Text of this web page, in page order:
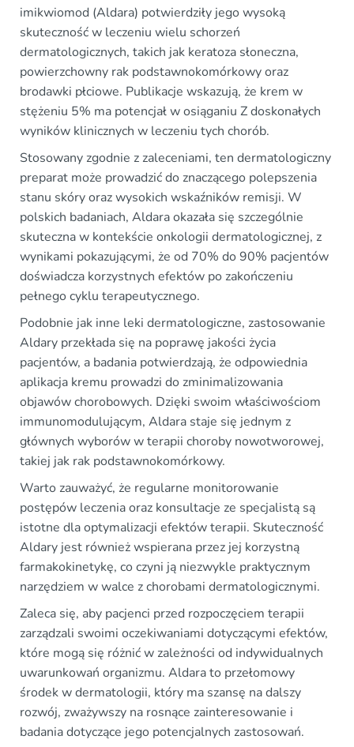
imikwiomod (Aldara) potwierdziły jego wysoką
skuteczność w leczeniu wielu schorzeń
dermatologicznych, takich jak keratoza słoneczna,
powierzchowny rak podstawnokomórkowy oraz
brodawki płciowe. Publikacje wskazują, że krem w
stężeniu 5% ma potencjał w osiąganiu Z doskonałych
wyników klinicznych w leczeniu tych chorób.
Stosowany zgodnie z zaleceniami, ten dermatologiczny
preparat może prowadzić do znaczącego polepszenia
stanu skóry oraz wysokich wskaźników remisji. W
polskich badaniach, Aldara okazała się szczególnie
skuteczna w kontekście onkologii dermatologicznej, z
wynikami pokazującymi, że od 70% do 90% pacjentów
doświadcza korzystnych efektów po zakończeniu
pełnego cyklu terapeutycznego.
Podobnie jak inne leki dermatologiczne, zastosowanie
Aldary przekłada się na poprawę jakości życia
pacjentów, a badania potwierdzają, że odpowiednia
aplikacja kremu prowadzi do zminimalizowania
objawów chorobowych. Dzięki swoim właściwościom
immunomodulującym, Aldara staje się jednym z
głównych wyborów w terapii choroby nowotworowej,
takiej jak rak podstawnokomórkowy.
Warto zauważyć, że regularne monitorowanie
postępów leczenia oraz konsultacje ze specjalistą są
istotne dla optymalizacji efektów terapii. Skuteczność
Aldary jest również wspierana przez jej korzystną
farmakokinetykę, co czyni ją niezwykle praktycznym
narzędziem w walce z chorobami dermatologicznymi.
Zaleca się, aby pacjenci przed rozpoczęciem terapii
zarządzali swoimi oczekiwaniami dotyczącymi efektów,
które mogą się różnić w zależności od indywidualnych
uwarunkowań organizmu. Aldara to przełomowy
środek w dermatologii, który ma szansę na dalszy
rozwój, zważywszy na rosnące zainteresowanie i
badania dotyczące jego potencjalnych zastosowań.